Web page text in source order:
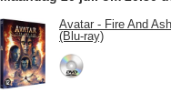
Avatar - Fire And Ash
(Blu-ray)